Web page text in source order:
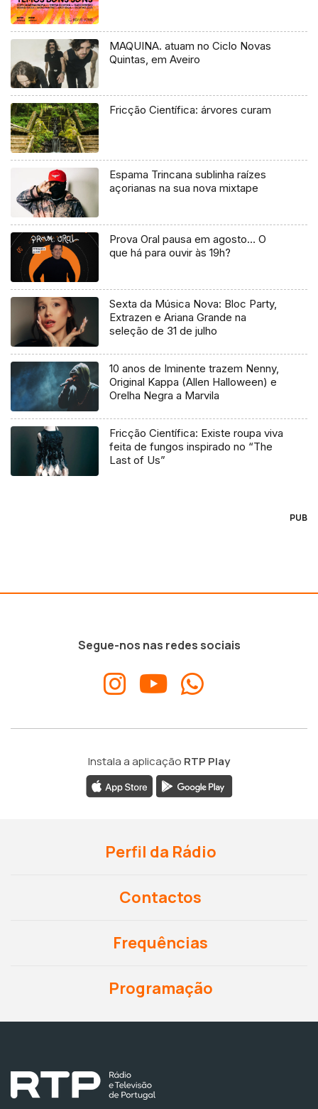
MAQUINA. atuam no Ciclo Novas
Quintas, em Aveiro
Fricção Científica: árvores curam
Espama Trincana sublinha raízes
açorianas na sua nova mixtape
Prova Oral pausa em agosto… O
que há para ouvir às 19h?
Sexta da Música Nova: Bloc Party,
Extrazen e Ariana Grande na
seleção de 31 de julho
10 anos de Iminente trazem Nenny,
Original Kappa (Allen Halloween) e
Orelha Negra a Marvila
Fricção Científica: Existe roupa viva
feita de fungos inspirado no “The
Last of Us”
PUB
Segue-nos nas redes sociais
Instala a aplicação RTP Play
Perfil da Rádio
Contactos
Frequências
Programação